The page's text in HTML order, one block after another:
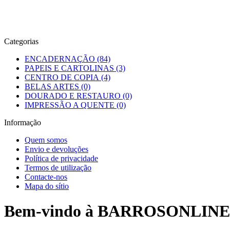
Categorias
ENCADERNAÇÃO (84)
PAPEIS E CARTOLINAS (3)
CENTRO DE COPIA (4)
BELAS ARTES (0)
DOURADO E RESTAURO (0)
IMPRESSÃO A QUENTE (0)
Informação
Quem somos
Envio e devoluções
Política de privacidade
Termos de utilização
Contacte-nos
Mapa do sítio
Bem-vindo à